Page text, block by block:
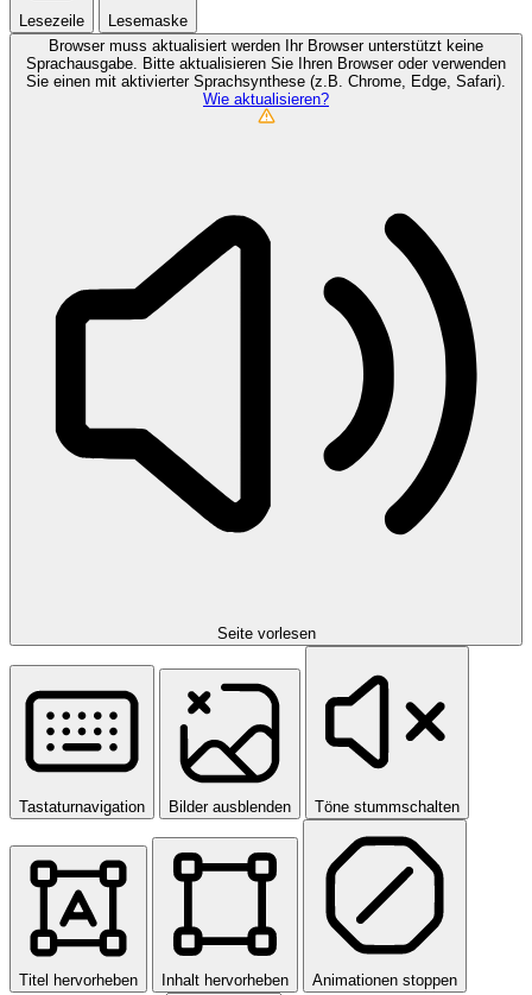
Lesezeile
Lesemaske
Browser muss aktualisiert werden
Ihr Browser unterstützt keine
Sprachausgabe. Bitte aktualisieren Sie Ihren Browser oder verwenden
Sie einen mit aktivierter Sprachsynthese (z.B. Chrome, Edge, Safari).
Wie aktualisieren?
Seite vorlesen
Tastaturnavigation Bilder ausblenden Töne stummschalten
Titel hervorheben Inhalt hervorheben Animationen stoppen